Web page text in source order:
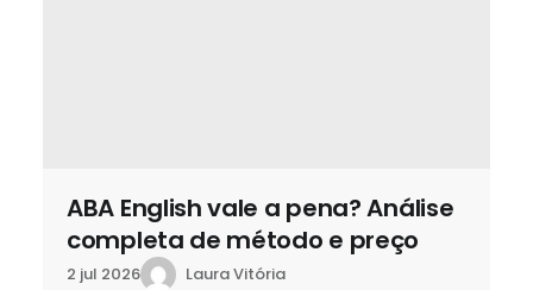
ABA English vale a pena? Análise
completa de método e preço
2 jul 2026 Laura Vitória